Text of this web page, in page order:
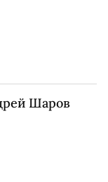
Шаров